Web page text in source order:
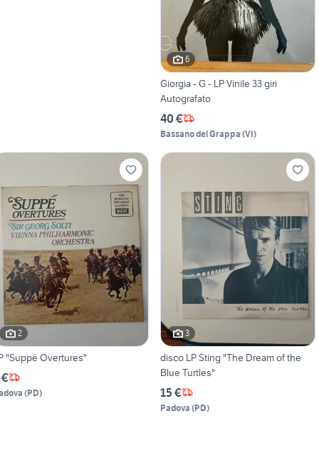
6
Giorgia - G - LP Vinile 33 giri
Autografato
40 €
Bassano del Grappa (VI)
2
"Suppé Overtures"
(PD)
3
disco LP Sting "The Dream of the
Blue Turtles"
15 €
Padova (PD)